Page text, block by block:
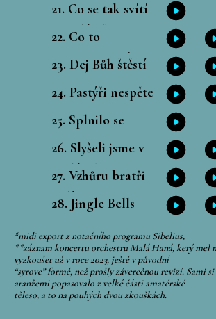
21. Co se tak svítí
v Betlémě
22. Co to
znamenati má
23. Dej Bůh štěstí
24. Pastýři nespěte
25. Splnilo se
Písmo svaté
26. Slyšeli jsme v
Betlémě
27. Vzhůru bratři
milí
28. Jingle Bells
*midi export z notačního programu Sibelius,
**záznam koncertu orchestru Malá Haná, kerý mel
vyzkoušet už v roce 2023, ještě v původní
“syrove” formě, než prošly záverečnou revizí. Sami
aranžemi popasovalo z velké části amatérské
těleso, a to na pouhých dvou zkouškách.